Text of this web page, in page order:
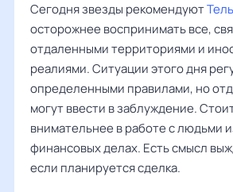
Сегодня звезды рекомендуют
осторожнее воспринимать все,
отдаленными территориями и
реалиями. Ситуации этого дня
определенными правилами, но
могут ввести в заблуждение.
внимательнее в работе с людьми
финансовых делах. Есть смысл
если планируется сделка.